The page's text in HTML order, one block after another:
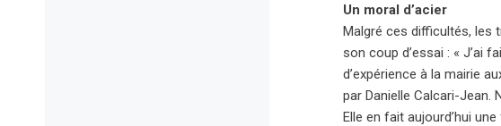
Un moral d’acier
Malgré ces difficultés, les
son coup d’essai : « J’ai
d’expérience à la mairie
par Danielle Calcari-Jean.
Elle en fait aujourd’hui